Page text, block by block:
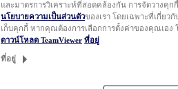
และมาตรการวิเคราะห์ที่สอดคล้องกัน การจัดวางคุ
นโยบายความเป็นส่วนตัวของเรา โดยเฉพาะที่เกี่ยว
เก็บคุกกี้ หากคุณต้องการเลือกการตั้งค่าของคุณเอง
ดาวน์โหลด TeamViewer ที่อยู่
ที่อยู่